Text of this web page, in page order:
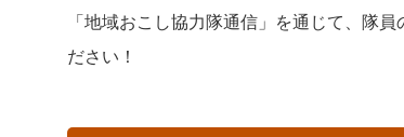
「地域おこし協力隊通信」を通じて、隊
ださい！